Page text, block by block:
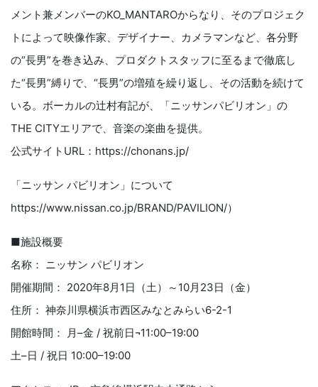
メント兼メンバーのKO_MANTAROからなり、そのプロジェク
トによって映像作家、デザイナー、カメラマンなど、各分野
の“長男”を巻き込み、プロダクトスタッフに至るまで徹底し
た“長男”縛りで、“長男”の増殖を繰り返し、その活動を続けて
いる。ボーカルの辻村有記が、「ニッサンパビリオン」の
THE CITYエリアで、音楽の楽曲を提供。
公式サイトURL：https://chonans.jp/
「ニッサン パビリオン」について
https://www.nissan.co.jp/BRAND/PAVILION/）
■施設概要
名称： ニッサン パビリオン
開催期間： 2020年8月1日（土）～10月23日（金）
住所： 神奈川県横浜市西区みなとみらい6-2-1
開館時間： 月–金 / 祝前日¬11:00–19:00
土–日 / 祝日 10:00–19:00